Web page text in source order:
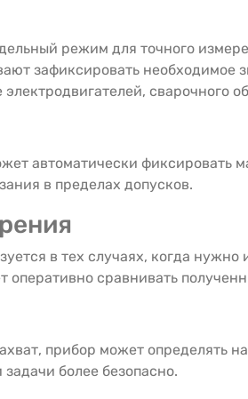
режим для точного
зафиксировать
сварочного
автоматически фиксировать
в пределах допусков.
в тех случаях, когда
оперативно сравнивать
прибор может определять
более безопасно.